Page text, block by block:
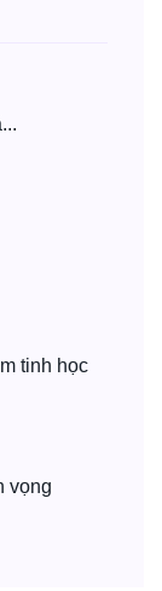
tinh học
vọng